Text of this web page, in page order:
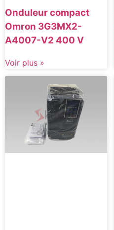
Onduleur compact
Omron 3G3MX2-
A4007-V2 400 V
Voir plus »